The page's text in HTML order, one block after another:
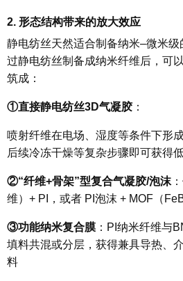
2. 形态结构带来的放大效应
静电纺丝天然适合制备纳米–微米级
过静电纺丝制备成纳米纤维后，可
筑成：
①直接静电纺丝3D气凝胶 ：
喷射纤维在电场、湿度等条件下形
后续冷冻干燥等复杂步骤即可获得
②“纤维+骨架”型复合气凝胶/泡沫
维）+ PI，或者 PI泡沫 + MOF（
③功能纳米复合膜 ：PI纳米纤维与
填料共混或分层，获得兼具导热、
料